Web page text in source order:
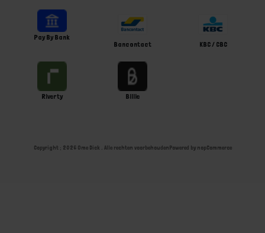
Pay By Bank
Bancontact
KBC / CBC
Riverty Billie
Copyright ; 2026 Ome Dick . Alle rechten voorbehoudenPowered by nopCommerce